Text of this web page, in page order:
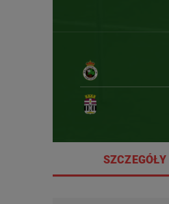
SZCZEGÓŁY